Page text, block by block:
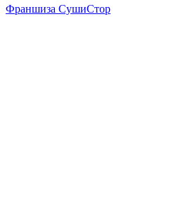
Франшиза СушиСтор